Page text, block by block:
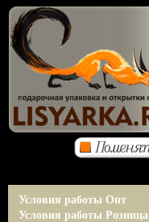
Условия работы Опт
Условия работы Розница